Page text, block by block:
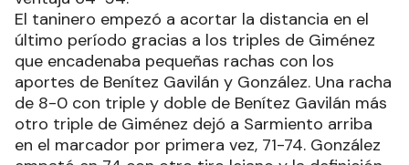
El taninero empezó a acortar la distancia en el
último período gracias a los triples de Giménez
que encadenaba pequeñas rachas con los
aportes de Benítez Gavilán y González. Una racha
de 8-0 con triple y doble de Benítez Gavilán más
otro triple de Giménez dejó a Sarmiento arriba
en el marcador por primera vez, 71-74. González